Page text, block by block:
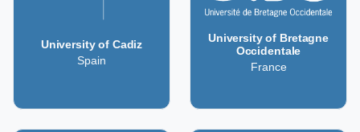
University of Cadiz
Spain
University of Bretagne
Occidentale
France